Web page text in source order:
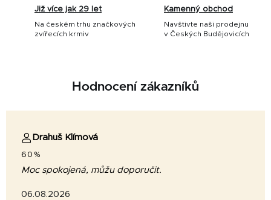
Již více jak 29 let
Na českém trhu značkových
zvířecích krmiv
Kamenný obchod
Navštivte naši prodejnu
v Českých Budějovicích
Hodnocení zákazníků
Drahuš Klímová
60%
Moc spokojená, můžu doporučit.
06.08.2026